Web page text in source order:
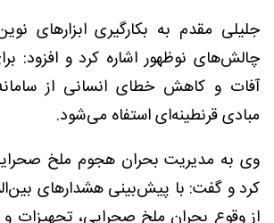
جلیلی مقدم به بکارگیری ابزارهای
چالش‌های نوظهور اشاره کرد و افزود:
آفات و کاهش خطای انسانی از
مبادی قرنطینه‌ای استفاه می‌شود.
وی به مدیریت بحران هجوم ملخ
کرد و گفت: با پیش‌بینی هشدارهای
از وقوع بحران ملخ صحرایی، تجهیزات و